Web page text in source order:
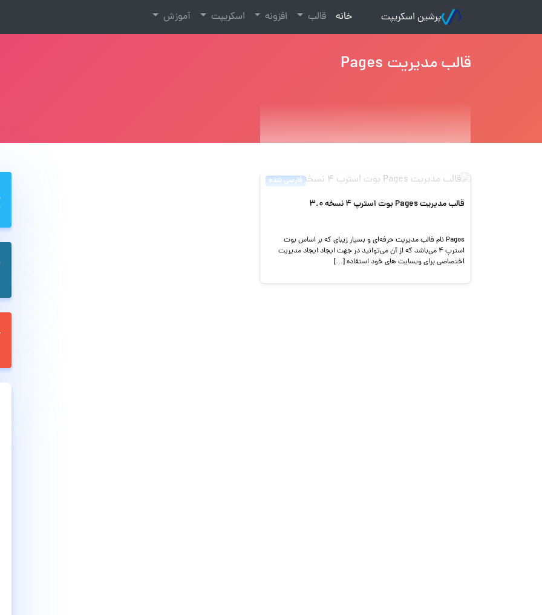
پرشین اسکریپت خانه
(current) قالب افزونه اسکریپت آموزش
قالب مدیریت Pages
فارسی شده
قالب مدیریت Pages بوت استرپ 4 نسخه 3.0
Pages نام قالب مدیریت حرفه‌ای و بسیار زیبای که بر اساس بوت
استرپ 4 می‌باشد که از آن می‌توانید در جهت ایجاد ایجاد مدیریت
اختصاصی برای وبسایت های خود استفاده […]